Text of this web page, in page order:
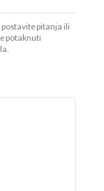
pitanja ili
potaknuti